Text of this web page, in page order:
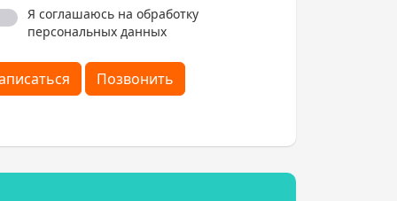
Я соглашаюсь на обработку
персональных данных
Позвонить